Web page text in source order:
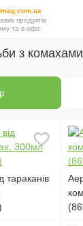
продуктів
та в офіс
(1)
(1)
1) з комахами
тараканів